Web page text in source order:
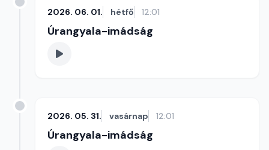
2026. 06. 01. hétfő 12:01
Úrangyala-imádság
2026. 05. 31. vasárnap 12:01
Úrangyala-imádság